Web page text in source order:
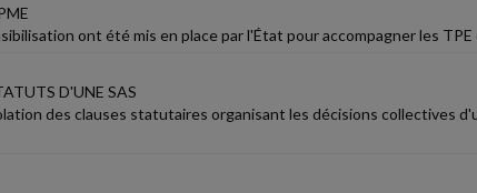
ont été mis en place par l'État pour accompagner les
D'UNE SAS
des clauses statutaires organisant les décisions collectives